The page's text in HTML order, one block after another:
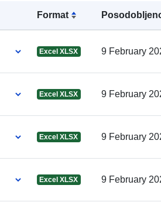
Format
Excel XLSX 9 February
Excel XLSX 9 February
Excel XLSX 9 February
Excel XLSX 9 February